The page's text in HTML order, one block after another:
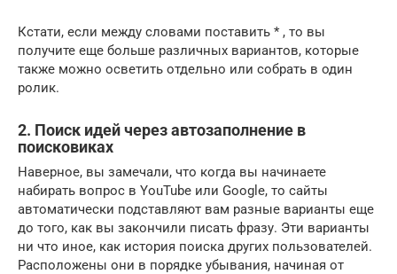
Кстати, если между словами поставить * , то вы
получите еще больше различных вариантов, которые
также можно осветить отдельно или собрать в один
ролик.
2. Поиск идей через автозаполнение в
поисковиках
Наверное, вы замечали, что когда вы начинаете
набирать вопрос в YouTube или Google, то сайты
автоматически подставляют вам разные варианты еще
до того, как вы закончили писать фразу. Эти варианты
ни что иное, как история поиска других пользователей.
Расположены они в порядке убывания, начиная от